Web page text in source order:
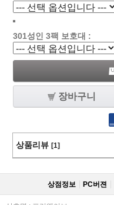
301성인 3팩 보호대 :
장바구니
상품리뷰 [1]
상점정보 PC버젼